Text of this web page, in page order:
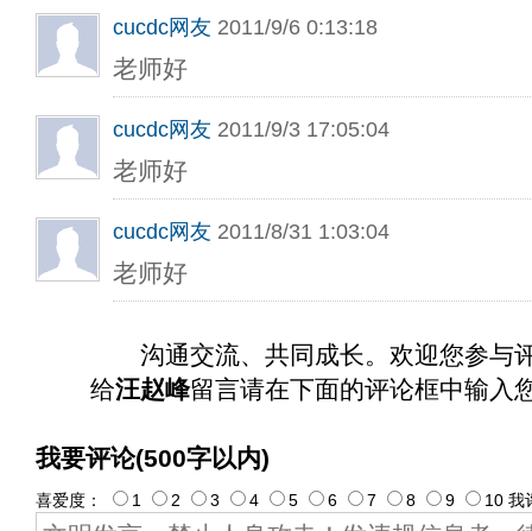
cucdc网友 2011/9/6 0:13:18
老师好
cucdc网友 2011/9/3 17:05:04
老师好
cucdc网友 2011/8/31 1:03:04
老师好
沟通交流、共同成长。欢迎您参与
给汪赵峰留言请在下面的评论框中输入
我要评论(500字以内)
喜爱度： 1 2 3 4 5 6 7 8 9 10 我